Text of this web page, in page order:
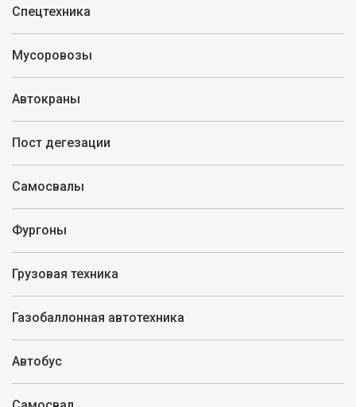
Спецтехника
Мусоровозы
Автокраны
Пост дегезации
Самосвалы
Фургоны
Грузовая техника
Газобаллонная автотехника
Автобус